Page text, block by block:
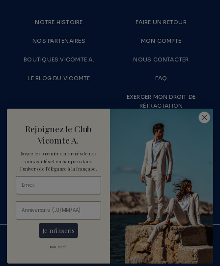
NOTRE HISTOIRE
NOS PARTENAIRES
BOUTIQUES VICOMTE A.
LE BLOG DU VICOMTE
FAIRE UN RETOUR
MON COMPTE
NOUS CONTACTER
FAQ
EXERCER MON DROIT DE
RÉTRACTATION
LIVRAISONS & RETOURS
MENTIONS LÉGALES
CONDITIONS DE VENTE
RECRUTEMENT
PARAMÈTRES DES COOKIES
CONDITIONS D'UTILISATION
Rejoignez le Club
Vicomte A.
Soyez les premiers informés de nos
nouveautéset embarquez dans
l'univers de l'élégance à la française.
Je m'inscris
Non, merci.